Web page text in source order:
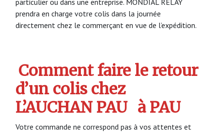
prendra en charge votre colis dans la journée
directement chez le commerçant en vue de l’expédition.
Comment faire le retour
d’un colis chez
L’AUCHAN PAU à PAU
Votre commande ne correspond pas à vos attentes et